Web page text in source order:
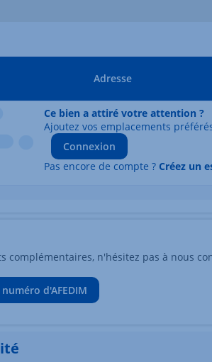
Adresse
Ce bien a attiré votre attention ?
Ajoutez vos emplacements
Connexion
Pas encore de compte ? Créez un
complémentaires, n'hésitez pas à nous
d'AFEDIM